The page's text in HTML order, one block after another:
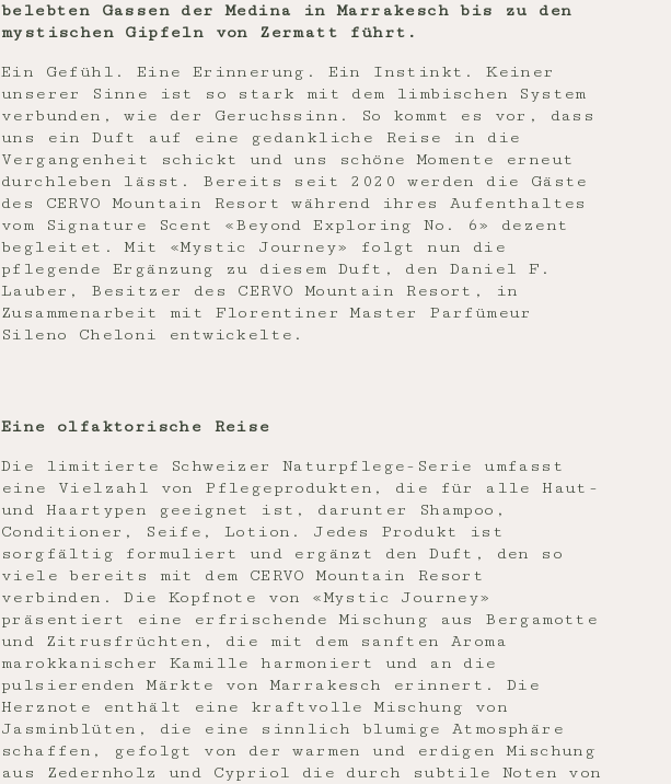
belebten Gassen der Medina in Marrakesch bis zu den
mystischen Gipfeln von Zermatt führt.
Ein Gefühl. Eine Erinnerung. Ein Instinkt. Keiner
unserer Sinne ist so stark mit dem limbischen System
verbunden, wie der Geruchssinn. So kommt es vor, dass
uns ein Duft auf eine gedankliche Reise in die
Vergangenheit schickt und uns schöne Momente erneut
durchleben lässt. Bereits seit 2020 werden die Gäste
des CERVO Mountain Resort während ihres Aufenthaltes
vom Signature Scent «Beyond Exploring No. 6» dezent
begleitet. Mit «Mystic Journey» folgt nun die
pflegende Ergänzung zu diesem Duft, den Daniel F.
Lauber, Besitzer des CERVO Mountain Resort, in
Zusammenarbeit mit Florentiner Master Parfümeur
Sileno Cheloni entwickelte.
Eine olfaktorische Reise
Die limitierte Schweizer Naturpflege-Serie umfasst
eine Vielzahl von Pflegeprodukten, die für alle Haut-
und Haartypen geeignet ist, darunter Shampoo,
Conditioner, Seife, Lotion. Jedes Produkt ist
sorgfältig formuliert und ergänzt den Duft, den so
viele bereits mit dem CERVO Mountain Resort
verbinden. Die Kopfnote von «Mystic Journey»
präsentiert eine erfrischende Mischung aus Bergamotte
und Zitrusfrüchten, die mit dem sanften Aroma
marokkanischer Kamille harmoniert und an die
pulsierenden Märkte von Marrakesch erinnert. Die
Herznote enthält eine kraftvolle Mischung von
Jasminblüten, die eine sinnlich blumige Atmosphäre
schaffen, gefolgt von der warmen und erdigen Mischung
aus Zedernholz und Cypriol die durch subtile Noten von